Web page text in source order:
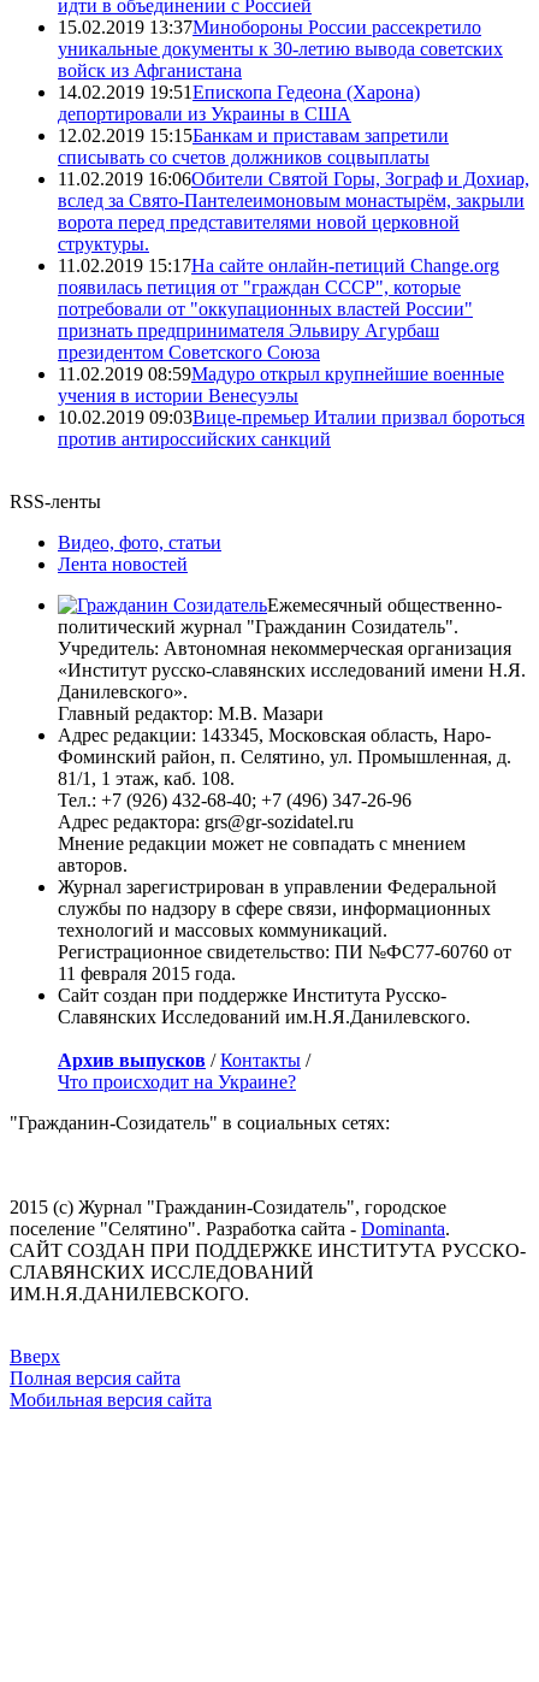
идти в объединении с Россией
15.02.2019 13:37Минобороны России рассекретило
уникальные документы к 30-летию вывода советских
войск из Афганистана
14.02.2019 19:51Епископа Гедеона (Харона)
депортировали из Украины в США
12.02.2019 15:15Банкам и приставам запретили
списывать со счетов должников соцвыплаты
11.02.2019 16:06Обители Святой Горы, Зограф и Дохиар,
вслед за Свято-Пантелеимоновым монастырём, закрыли
ворота перед представителями новой церковной
структуры.
11.02.2019 15:17На сайте онлайн-петиций Change.org
появилась петиция от "граждан СССР", которые
потребовали от "оккупационных властей России"
признать предпринимателя Эльвиру Агурбаш
президентом Советского Союза
11.02.2019 08:59Мадуро открыл крупнейшие военные
учения в истории Венесуэлы
10.02.2019 09:03Вице-премьер Италии призвал бороться
против антироссийских санкций
RSS-ленты
Видео, фото, статьи
Лента новостей
Ежемесячный общественно-
политический журнал "Гражданин Созидатель".
Учредитель: Автономная некоммерческая организация
«Институт русско-славянских исследований имени Н.Я.
Данилевского».
Главный редактор: М.В. Мазари
Адрес редакции: 143345, Московская область, Наро-
Фоминский район, п. Селятино, ул. Промышленная, д.
81/1, 1 этаж, каб. 108.
Тел.: +7 (926) 432-68-40; +7 (496) 347-26-96
Адрес редактора: grs@gr-sozidatel.ru
Мнение редакции может не совпадать с мнением
авторов.
Журнал зарегистрирован в управлении Федеральной
службы по надзору в сфере связи, информационных
технологий и массовых коммуникаций.
Регистрационное свидетельство: ПИ №ФС77-60760 от
11 февраля 2015 года.
Сайт создан при поддержке Института Русско-
Славянских Исследований им.Н.Я.Данилевского.
Архив выпусков /Контакты /
Что происходит на Украине?
"Гражданин-Созидатель" в социальных сетях:
2015 (с) Журнал "Гражданин-Созидатель", городское
поселение "Селятино". Разработка сайта - Dominanta.
САЙТ СОЗДАН ПРИ ПОДДЕРЖКЕ ИНСТИТУТА РУССКО-
СЛАВЯНСКИХ ИССЛЕДОВАНИЙ
ИМ.Н.Я.ДАНИЛЕВСКОГО.
Вверх
Полная версия сайта
Мобильная версия сайта